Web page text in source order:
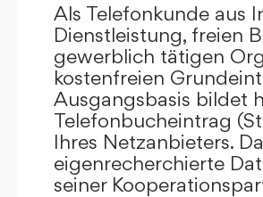
Als Telefonkunde aus
Dienstleistung, freien
gewerblich tätigen
kostenfreien
Ausgangsbasis bildet
Telefonbucheintrag
Ihres Netzanbieters.
eigenrecherchierte
seiner